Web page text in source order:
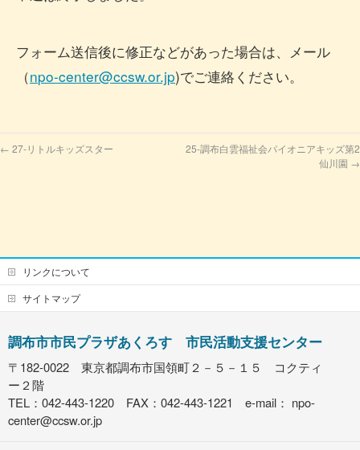
フォーム送信後に修正などがあった場合は、メール
（npo-center@ccsw.or.jp)でご連絡ください。
← 27-リトルキッズスター
25-調布白雲福祉会パイオニアキッズ第2
仙川園 →
リンクについて
サイトマップ
調布市市民プラザあくろす 市民活動支援センター
〒182-0022 東京都調布市国領町２－５－１５ コクティ
ー２階
TEL：042-443-1220 FAX：042-443-1221 e-mail： npo-
center@ccsw.or.jp